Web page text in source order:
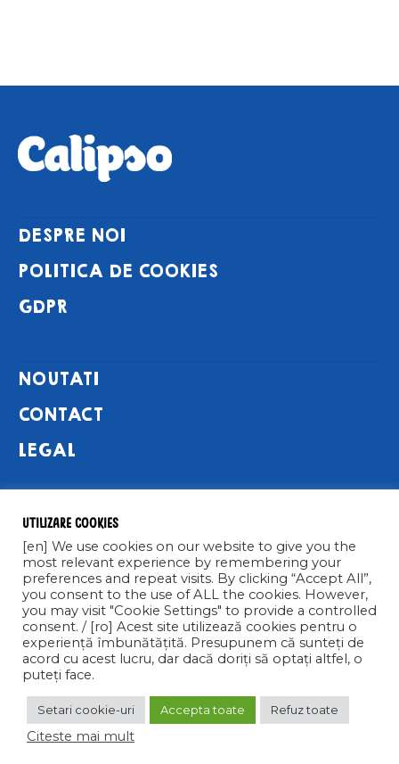
DESPRE NOI
POLITICA DE COOKIES
GDPR
NOUTATI
CONTACT
LEGAL
NEWSLETTER
Abonare >
Utilizare cookies
[en] We use cookies on our website to give you the
most relevant experience by remembering your
preferences and repeat visits. By clicking “Accept All”,
you consent to the use of ALL the cookies. However,
you may visit "Cookie Settings" to provide a controlled
consent. / [ro] Acest site utilizează cookies pentru o
experiență îmbunătățită. Presupunem că sunteți de
acord cu acest lucru, dar dacă doriți să optați altfel, o
puteți face.
Setari cookie-uri Accepta toate Refuz toate
Citeste mai mult